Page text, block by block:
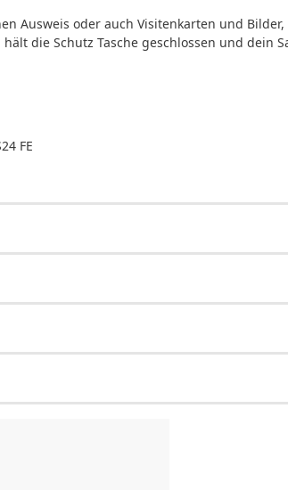
Ausweis oder auch Visitenkarten und
die Schutz Tasche geschlossen und dein
FE